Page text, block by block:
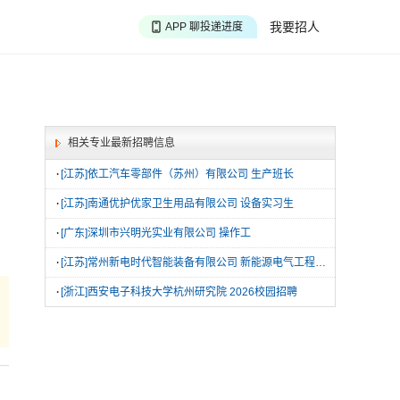
我要招人
APP 聊投递进度
相关专业最新招聘信息
· [江苏]依工汽车零部件（苏州）有限公司 生产班长
· [江苏]南通优护优家卫生用品有限公司 设备实习生
· [广东]深圳市兴明光实业有限公司 操作工
· [江苏]常州新电时代智能装备有限公司 新能源电气工程师助理
· [浙江]西安电子科技大学杭州研究院 2026校园招聘